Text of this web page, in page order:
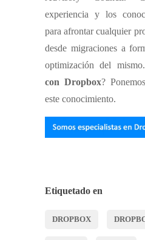
experiencia y los
para afrontar cualquier
desde migraciones a
optimización del
con Dropbox?
este conocimiento.
Etiquetado en
DROPBOX